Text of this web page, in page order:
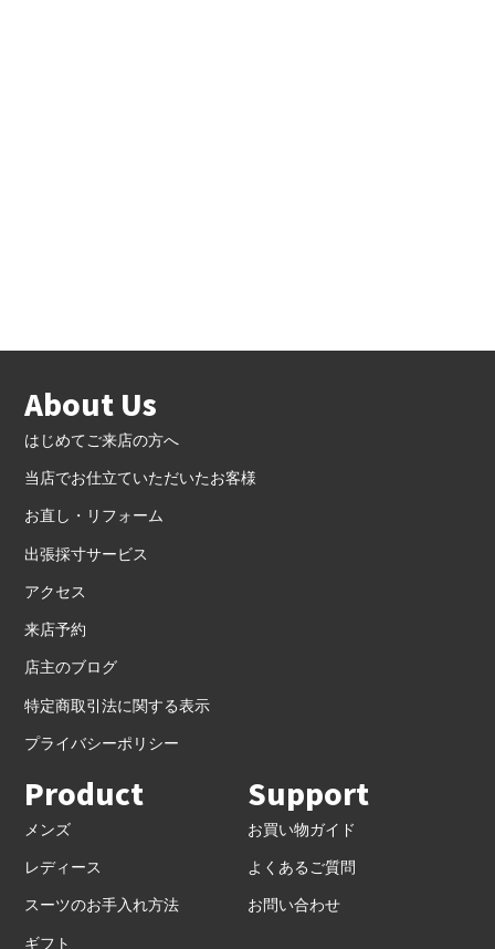
About Us
はじめてご来店の方へ
当店でお仕立ていただいたお客様
お直し・リフォーム
出張採寸サービス
アクセス
来店予約
店主のブログ
特定商取引法に関する表示
プライバシーポリシー
Product
メンズ
レディース
スーツのお手入れ方法
ギフト
Support
お買い物ガイド
よくあるご質問
お問い合わせ